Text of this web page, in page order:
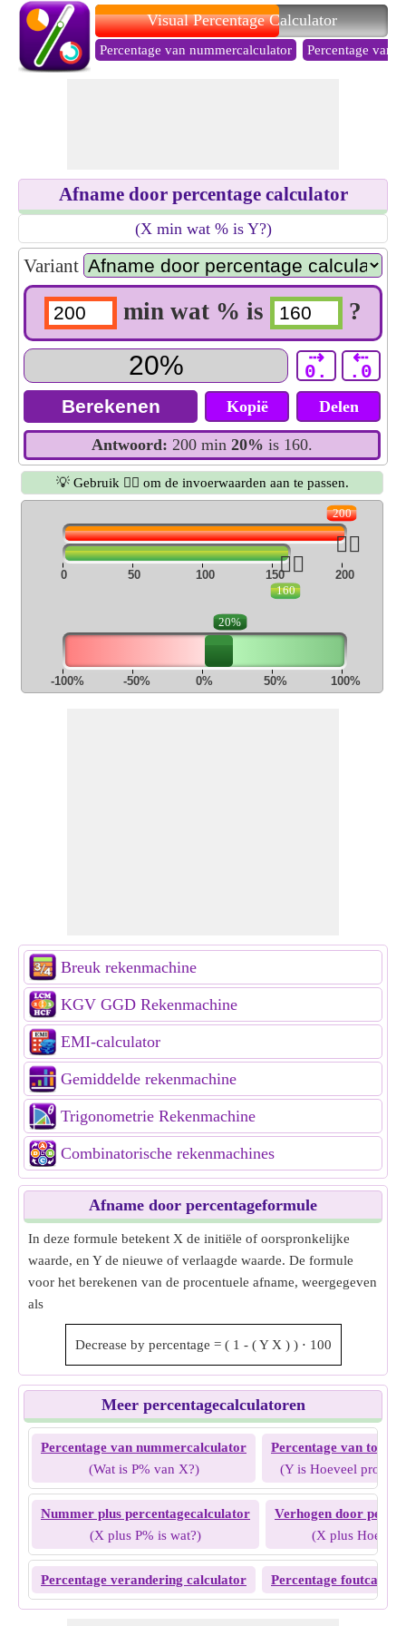
Visual Percentage Calculator
Percentage van nummercalculator Percentage van
Afname door percentage calculator
(X min wat % is Y?)
Variant
min wat % is ?
⇢
0.
⇠
.0
Kopië Delen
Antwoord: 200 min 20% is 160.
💡 Gebruik 👆🏻 om de invoerwaarden aan te passen.
200
👆🏻
👆🏻
160
0 50 100 150 200
20%
-100% -50% 0% 50% 100%
Breuk rekenmachine
KGV GGD Rekenmachine
EMI-calculator
Gemiddelde rekenmachine
Trigonometrie Rekenmachine
Combinatorische rekenmachines
Afname door percentageformule
In deze formule betekent X de initiële of oorspronkelijke
waarde, en Y de nieuwe of verlaagde waarde. De formule
voor het berekenen van de procentuele afname, weergegeven
als
Decrease by percentage = ( 1 - ( Y X ) ) ⋅ 100
Meer percentagecalculatoren
Percentage van nummercalculator
(Wat is P% van X?)
Percentage van
(Y is Hoeveel
Nummer plus percentagecalculator
(X plus P% is wat?)
Verhogen door
(X plus
Percentage verandering calculator Percentage